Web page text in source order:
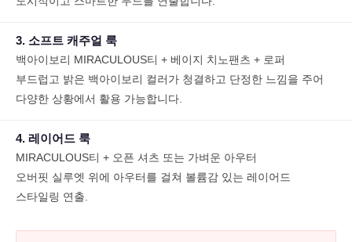
3. 소프트 캐주얼 룩
백아이보리 MIRACULOUS티 + 베이지 치노팬츠 + 로퍼
부드럽고 밝은 백아이보리 컬러가 청결하고 단정한 느낌을 주어
다양한 상황에서 활용 가능합니다.
4. 레이어드 룩
MIRACULOUS티 + 오픈 셔츠 또는 가벼운 아우터
오버핏 실루엣 위에 아우터를 걸쳐 볼륨감 있는 레이어드
스타일링 연출.